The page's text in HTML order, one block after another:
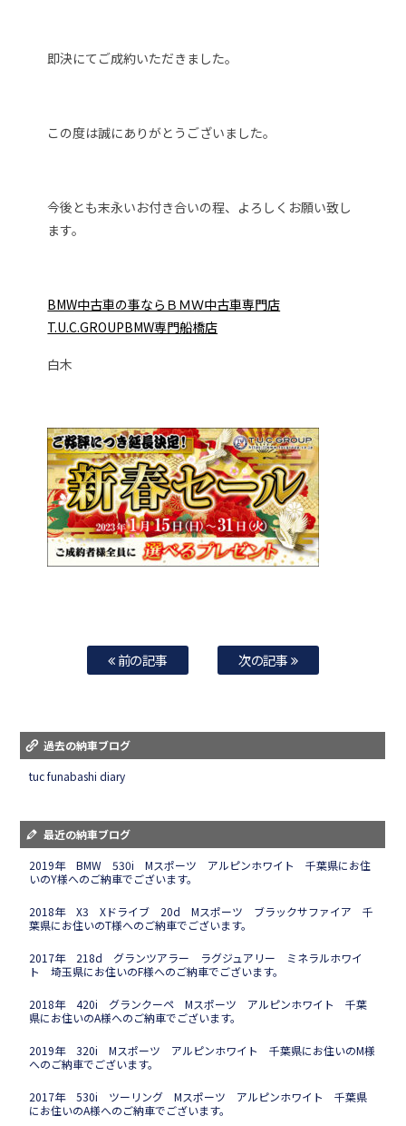
即決にてご成約いただきました。
この度は誠にありがとうございました。
今後とも末永いお付き合いの程、よろしくお願い致し
ます。
BMW中古車の事ならＢＭＷ中古車専門店
T.U.C.GROUPBMW専門船橋店
白木
前の記事 次の記事
過去の納車ブログ
tuc funabashi diary
最近の納車ブログ
2019年 BMW 530i Mスポーツ アルピンホワイト 千葉県にお住
いのY様へのご納車でございます。
2018年 X3 Xドライブ 20d Mスポーツ ブラックサファイア 千
葉県にお住いのT様へのご納車でございます。
2017年 218d グランツアラー ラグジュアリー ミネラルホワイ
ト 埼玉県にお住いのF様へのご納車でございます。
2018年 420i グランクーペ Mスポーツ アルピンホワイト 千葉
県にお住いのA様へのご納車でございます。
2019年 320i Mスポーツ アルピンホワイト 千葉県にお住いのM様
へのご納車でございます。
2017年 530i ツーリング Mスポーツ アルピンホワイト 千葉県
にお住いのA様へのご納車でございます。